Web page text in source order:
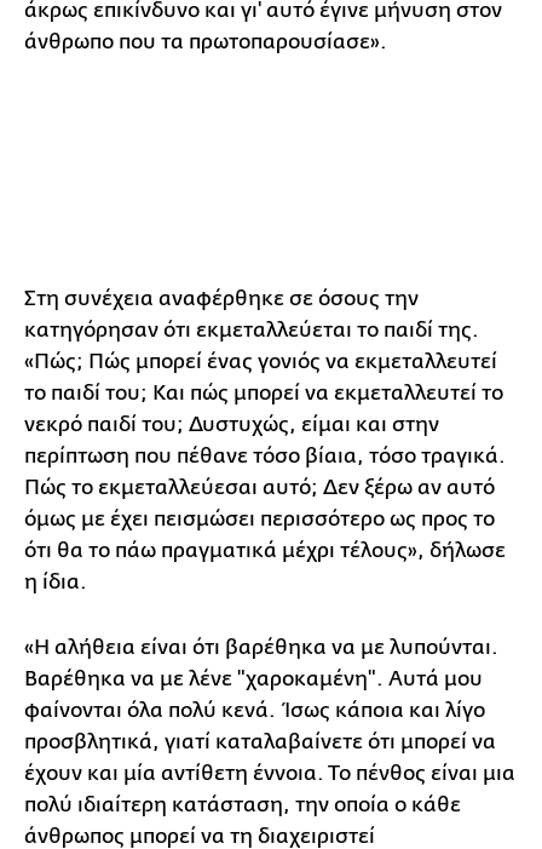
άκρως επικίνδυνο και γι' αυτό έγινε μήνυση στον
άνθρωπο που τα πρωτοπαρουσίασε».
Στη συνέχεια αναφέρθηκε σε όσους την
κατηγόρησαν ότι εκμεταλλεύεται το παιδί της.
«Πώς; Πώς μπορεί ένας γονιός να εκμεταλλευτεί
το παιδί του; Και πώς μπορεί να εκμεταλλευτεί το
νεκρό παιδί του; Δυστυχώς, είμαι και στην
περίπτωση που πέθανε τόσο βίαια, τόσο τραγικά.
Πώς το εκμεταλλεύεσαι αυτό; Δεν ξέρω αν αυτό
όμως με έχει πεισμώσει περισσότερο ως προς το
ότι θα το πάω πραγματικά μέχρι τέλους», δήλωσε
η ίδια.
«Η αλήθεια είναι ότι βαρέθηκα να με λυπούνται.
Βαρέθηκα να με λένε "χαροκαμένη". Αυτά μου
φαίνονται όλα πολύ κενά. Ίσως κάποια και λίγο
προσβλητικά, γιατί καταλαβαίνετε ότι μπορεί να
έχουν και μία αντίθετη έννοια. Το πένθος είναι μια
πολύ ιδιαίτερη κατάσταση, την οποία ο κάθε
άνθρωπος μπορεί να τη διαχειριστεί